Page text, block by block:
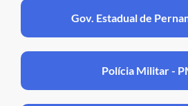
Gov. Estadual de
Polícia Militar -